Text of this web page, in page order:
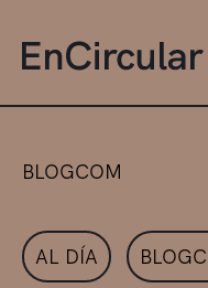
BLOGCOM
AL DÍA